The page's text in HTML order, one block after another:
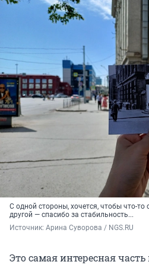
С одной стороны, хочется, чтобы что-
другой — спасибо за стабильность...
Источник: Арина Суворова / NGS.RU
Это самая интересная часть